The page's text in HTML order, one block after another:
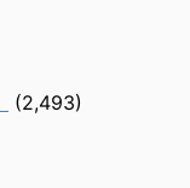
(2,493)